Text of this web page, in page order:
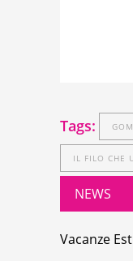
Tags:
IL FILO CHE
NEWS
Vacanze